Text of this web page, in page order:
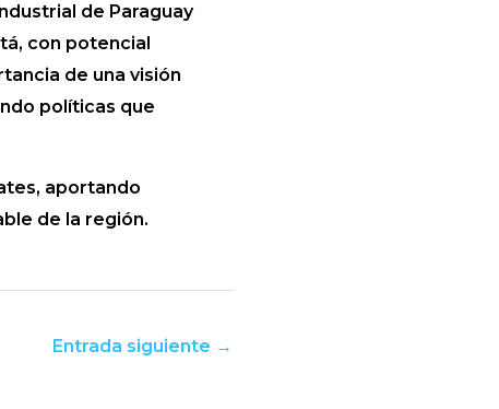
de Paraguay
con potencial
de una visión
políticas que
aportando
de la región.
Entrada siguiente →